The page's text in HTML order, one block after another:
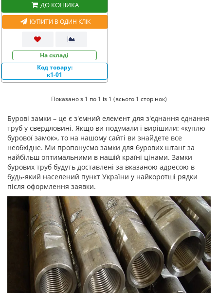
ДО КОШИКА
КУПИТИ В ОДИН КЛІК
На складі
Код товару:
к1-01
Показано з 1 по 1 із 1 (всього 1 сторінок)
Бурові замки – це є з'ємний елемент для з'єднання єднання
труб у свердловині. Якщо ви подумали і вирішили: «куплю
бурової замок», то на нашому сайті ви знайдете все
необхідне. Ми пропонуємо замки для бурових штанг за
найбільш оптимальними в нашій країні цінами. Замки
бурових труб будуть доставлені за вказаною адресою в
будь-який населений пункт України у найкоротші рядки
після оформлення заявки.